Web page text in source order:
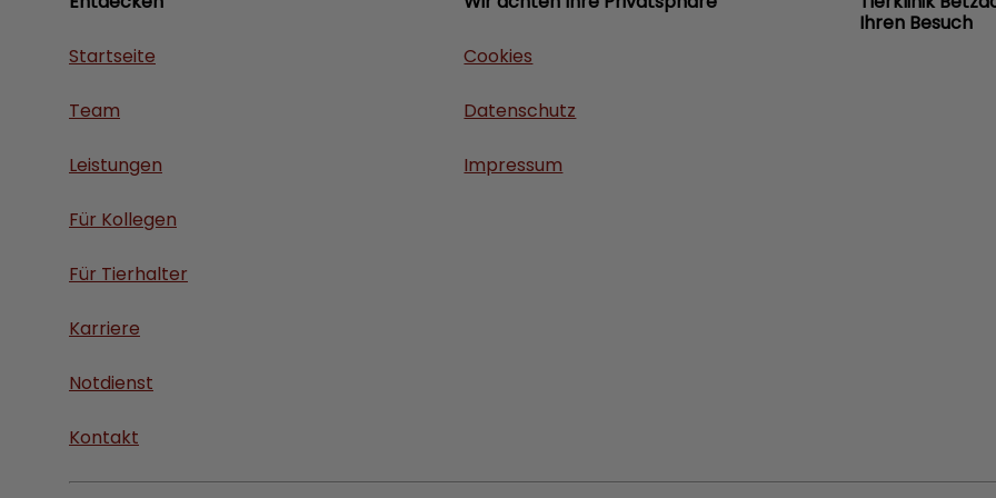
Startseite
Team
Leistungen
Für Kollegen
Für Tierhalter
Karriere
Notdienst
Kontakt
Cookies
Datenschutz
Impressum
Ihren Besuch